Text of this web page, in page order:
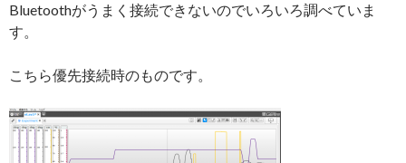
Bluetoothがうまく接続できないのでいろいろ調べていま
す。
こちら優先接続時のものです。